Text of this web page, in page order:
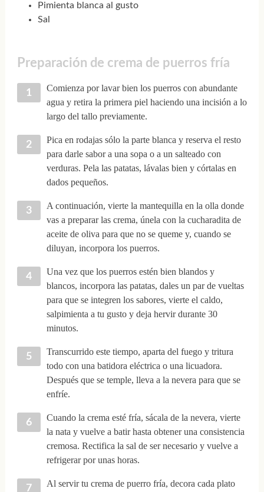
Pimienta blanca al gusto
Sal
Preparación de crema de puerros fría
Comienza por lavar bien los puerros con abundante
agua y retira la primera piel haciendo una incisión a lo
largo del tallo previamente.
Pica en rodajas sólo la parte blanca y reserva el resto
para darle sabor a una sopa o a un salteado con
verduras. Pela las patatas, lávalas bien y córtalas en
dados pequeños.
A continuación, vierte la mantequilla en la olla donde
vas a preparar las crema, únela con la cucharadita de
aceite de oliva para que no se queme y, cuando se
diluyan, incorpora los puerros.
Una vez que los puerros estén bien blandos y
blancos, incorpora las patatas, dales un par de vueltas
para que se integren los sabores, vierte el caldo,
salpimienta a tu gusto y deja hervir durante 30
minutos.
Transcurrido este tiempo, aparta del fuego y tritura
todo con una batidora eléctrica o una licuadora.
Después que se temple, lleva a la nevera para que se
enfríe.
Cuando la crema esté fría, sácala de la nevera, vierte
la nata y vuelve a batir hasta obtener una consistencia
cremosa. Rectifica la sal de ser necesario y vuelve a
refrigerar por unas horas.
Al servir tu crema de puerro fría, decora cada plato